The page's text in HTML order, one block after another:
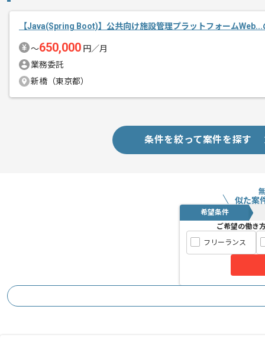
【Java(Spring Boot)】公共向け施設管理プラットフォーム
〜650,000 円／月
業務委託
新橋（東京都）
条件を絞って案件を探す
似た案
希望条件
ご希望の働き
フリーランス